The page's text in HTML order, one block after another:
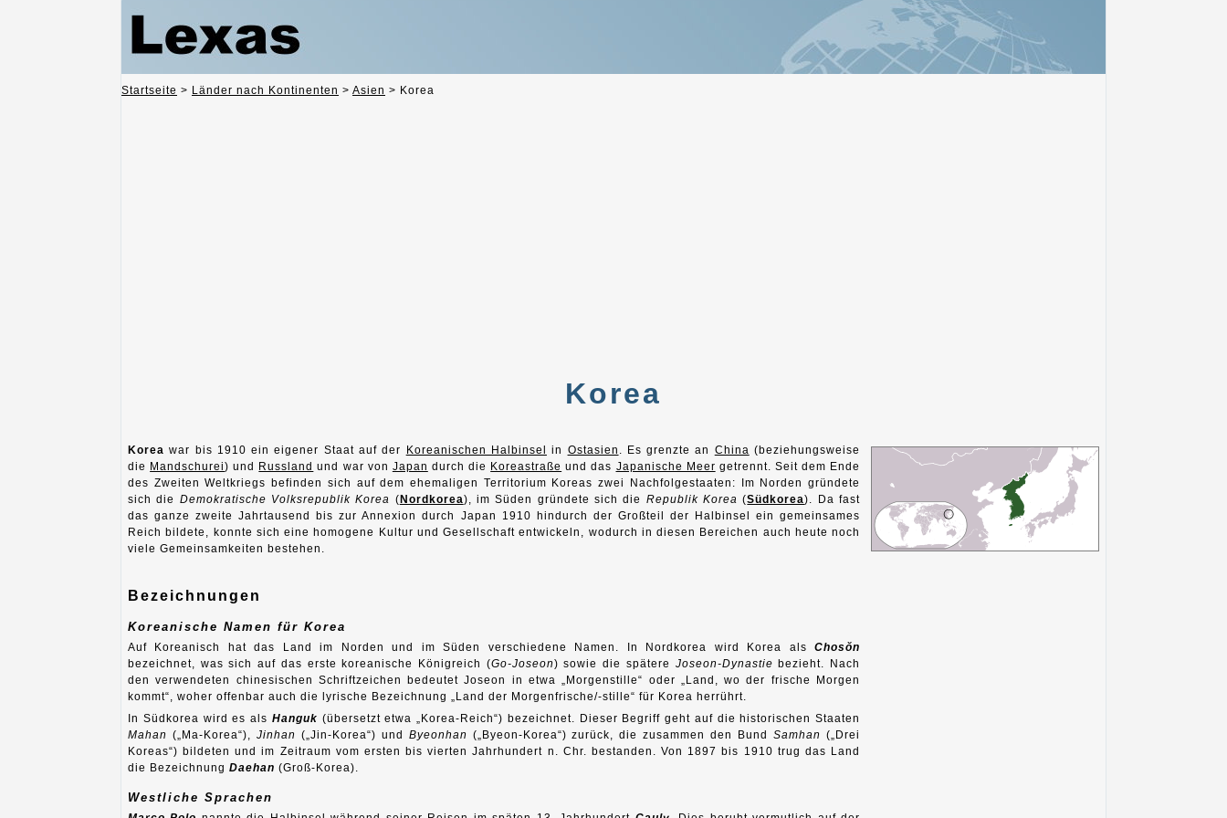
Startseite > Länder nach Kontinenten > Asien > Korea
Korea
Korea war bis 1910 ein eigener Staat auf der Koreanischen Halbinsel in Ostasien . Es grenzte an China (beziehungsweise
die Mandschurei) und Russland und war von Japan durch die Koreastraße und das Japanische Meer getrennt. Seit dem Ende
des Zweiten Weltkriegs befinden sich auf dem ehemaligen Territorium Koreas zwei Nachfolgestaaten: Im Norden gründete
sich die Demokratische Volksrepublik Korea ( Nordkorea), im Süden gründete sich die Republik Korea (Südkorea). Da fast
das ganze zweite Jahrtausend bis zur Annexion durch Japan 1910 hindurch der Großteil der Halbinsel ein gemeinsames
Reich bildete, konnte sich eine homogene Kultur und Gesellschaft entwickeln, wodurch in diesen Bereichen auch heute noch
viele Gemeinsamkeiten bestehen.
Bezeichnungen
Koreanische Namen für Korea
Auf Koreanisch hat das Land im Norden und im Süden verschiedene Namen. In Nordkorea wird Korea als Chosŏn
bezeichnet, was sich auf das erste koreanische Königreich (Go-Joseon) sowie die spätere Joseon-Dynastie bezieht. Nach
den verwendeten chinesischen Schriftzeichen bedeutet Joseon in etwa „Morgenstille“ oder „Land, wo der frische Morgen
kommt“, woher offenbar auch die lyrische Bezeichnung „Land der Morgenfrische/-stille“ für Korea herrührt.
In Südkorea wird es als Hanguk (übersetzt etwa „Korea-Reich“) bezeichnet. Dieser Begriff geht auf die historischen Staaten
Mahan („Ma-Korea“), Jinhan („Jin-Korea“) und Byeonhan („Byeon-Korea“) zurück, die zusammen den BundSamhan („Drei
Koreas“) bildeten und im Zeitraum vom ersten bis vierten Jahrhundert n. Chr. bestanden. Von 1897 bis 1910 trug das Land
die Bezeichnung Daehan (Groß-Korea).
Westliche Sprachen